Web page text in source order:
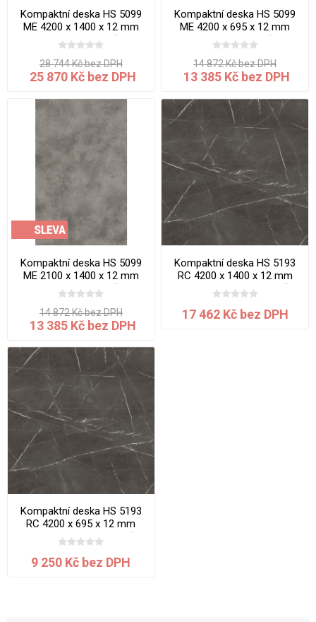
Kompaktní deska HS 5099
ME 4200 x 1400 x 12 mm
Beton Roma jádro šedé
28 744 Kč bez DPH
25 870 Kč bez DPH
Kompaktní deska HS 5099
ME 4200 x 695 x 12 mm
Beton Roma jádro šedé
14 872 Kč bez DPH
13 385 Kč bez DPH
Kompaktní deska HS 5099
ME 2100 x 1400 x 12 mm
Beton Roma jádro šedé
14 872 Kč bez DPH
13 385 Kč bez DPH
Kompaktní deska HS 5193
RC 4200 x 1400 x 12 mm
Mramor Thrakia jádro hnědé
17 462 Kč bez DPH
Kompaktní deska HS 5193
RC 4200 x 695 x 12 mm
Mramor Thrakia jádro hnědé
9 250 Kč bez DPH